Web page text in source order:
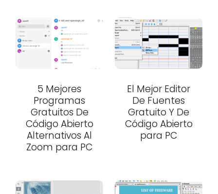
5 Mejores
Programas
Gratuitos De
Código Abierto
Alternativos Al
Zoom para PC
El Mejor Editor
De Fuentes
Gratuito Y De
Código Abierto
para PC